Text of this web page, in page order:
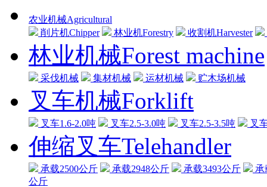
农业机械Agricultural
削片机Chipper
林业机Forestry 收割机Harvester
林业机械Forest machine
采伐机械 集材机械 运材机械 贮木场机械
叉车机械Forklift
叉车1.6-2.0吨 叉车2.5-3.0吨 叉车2.5-3.5吨 叉
伸缩叉车Telehandler
承载2500公斤 承载2948公斤 承载3493公斤
承
公斤